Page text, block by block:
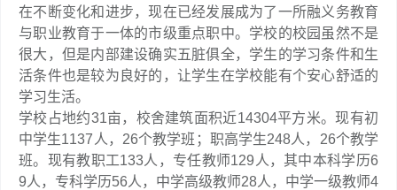
在不断变化和进步，现在已经发展成为了一所融义务教育
与职业教育于一体的市级重点职中。学校的校园虽然不是
很大，但是内部建设确实五脏俱全，学生的学习条件和生
活条件也是较为良好的，让学生在学校能有个安心舒适的
学习生活。
学校占地约31亩，校舍建筑面积近14304平方米。现有初
中学生1137人，26个教学班；职高学生248人，26个教学
班。现有教职工133人，专任教师129人，其中本科学历6
9人，专科学历56人，中学高级教师28人，中学一级教师4